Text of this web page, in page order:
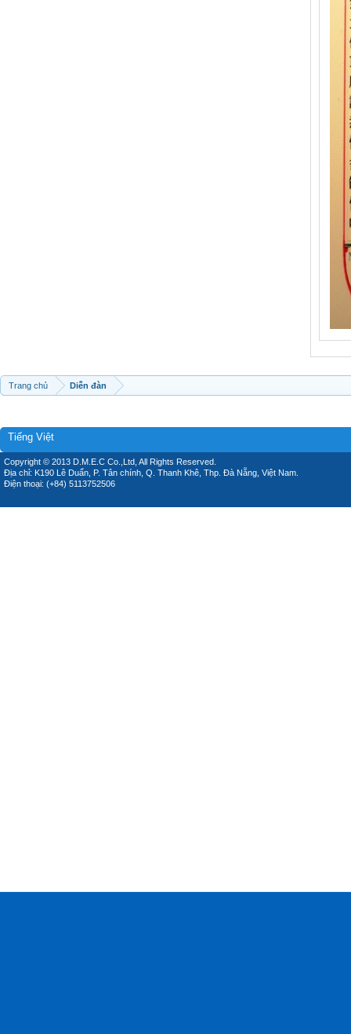
Trang chủ Diễn đàn
Tiếng Việt
Copyright © 2013 D.M.E.C Co.,Ltd, All Rights Reserved.
Địa chỉ: K190 Lê Duẩn, P. Tân chính, Q. Thanh Khê, Thp. Đà Nẵng, Việt Nam.
Điện thoại: (+84) 5113752506